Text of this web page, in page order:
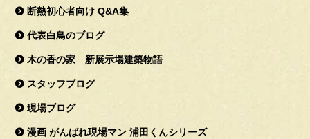
断熱初心者向け Q&A集
代表白鳥のブログ
木の香の家 新展示場建築物語
スタッフブログ
現場ブログ
漫画 がんばれ現場マン 浦田くんシリーズ